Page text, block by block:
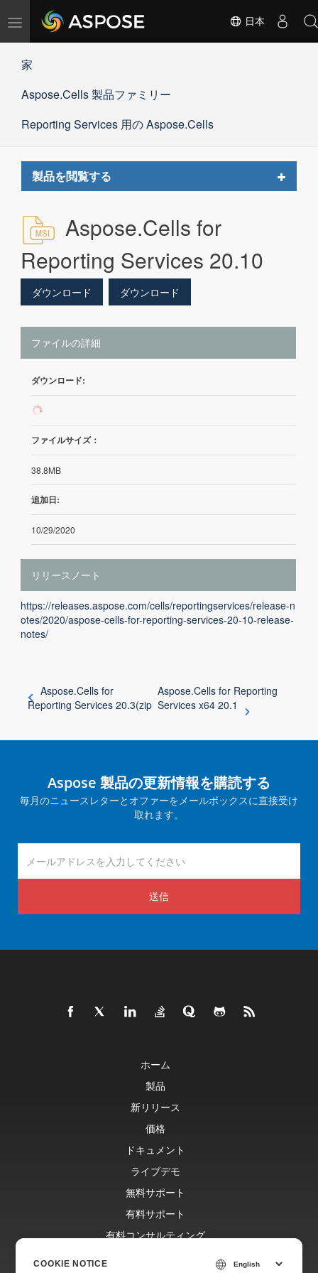
ナ
ー
ョ
の
日本
家
Aspose.Cells 製品ファミリー
Reporting Services 用の Aspose.Cells
製品を閲覧する
Toggle
Aspose.Cells for
Reporting Services 20.10
ダウンロード ダウンロード
ファイルの詳細
ダウンロード:
1
ファイルサイズ：
38.8MB
追加日:
10/29/2020
リリースノート
https://releases.aspose.com/cells/reportingservices/release-n
otes/2020/aspose-cells-for-reporting-services-20-10-release-
notes/
Aspose.Cells for
Reporting Services 20.3(zip
Aspose.Cells for Reporting
Services x64 20.1
Aspose 製品の更新情報を購読する
毎月のニュースレターとオファーをメールボックスに直接受け
取れます。
送信
ホーム
製品
新リリース
価格
ドキュメント
ライブデモ
無料サポート
有料サポート
有料コンサルティング
COOKIE NOTICE